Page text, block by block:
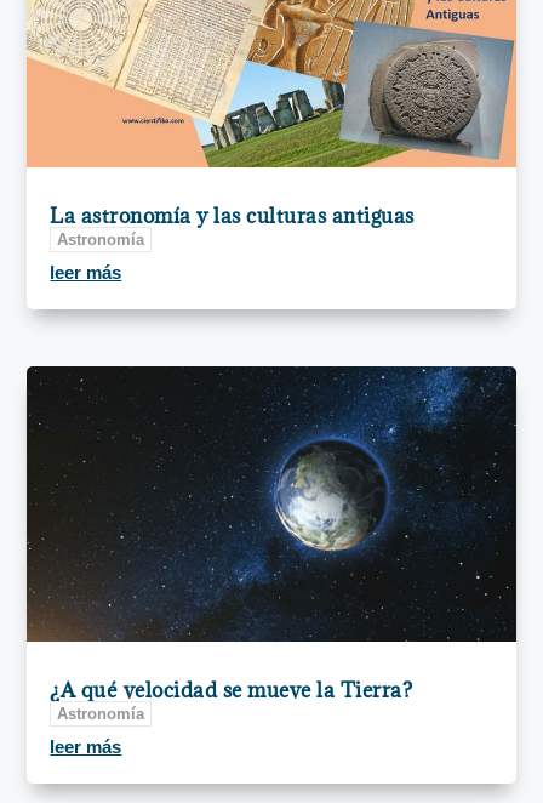
La astronomía y las culturas antiguas
Astronomía
leer más
¿A qué velocidad se mueve la Tierra?
Astronomía
leer más